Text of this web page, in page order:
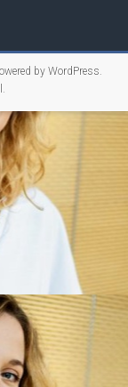
byWordPress.
.